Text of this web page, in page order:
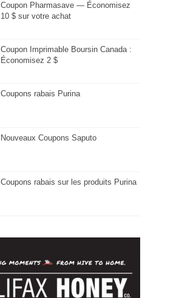
Coupon Pharmasave — Économisez
10 $ sur votre achat
Coupon Imprimable Boursin Canada :
Économisez 2 $
Coupons rabais Purina
Nouveaux Coupons Saputo
Coupons rabais sur les produits Purina